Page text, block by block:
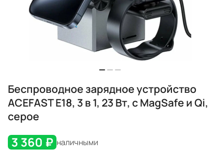
Беспроводное зарядное устройство
ACEFAST E18, 3 в 1, 23 Вт, с MagSafe и Qi,
серое
3 360 ₽ наличными